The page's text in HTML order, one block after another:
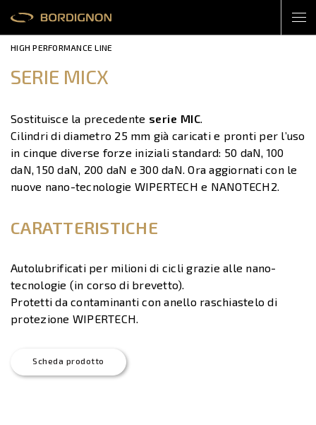
HIGH PERFORMANCE LINE
SERIE MICX
Sostituisce la precedente serie MIC.
Cilindri di diametro 25 mm già caricati e pronti per l’uso
in cinque diverse forze iniziali standard: 50 daN, 100
daN, 150 daN, 200 daN e 300 daN. Ora aggiornati con le
nuove nano-tecnologie WIPERTECH e NANOTECH2.
CARATTERISTICHE
Autolubrificati per milioni di cicli grazie alle nano-
tecnologie (in corso di brevetto).
Protetti da contaminanti con anello raschiastelo di
protezione WIPERTECH.
Scheda prodotto